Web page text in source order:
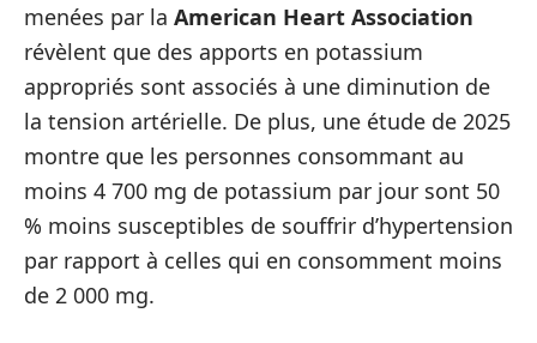
menées par la American Heart Association
révèlent que des apports en potassium
appropriés sont associés à une diminution de
la tension artérielle. De plus, une étude de 2025
montre que les personnes consommant au
moins 4 700 mg de potassium par jour sont 50
% moins susceptibles de souffrir d’hypertension
par rapport à celles qui en consomment moins
de 2 000 mg.